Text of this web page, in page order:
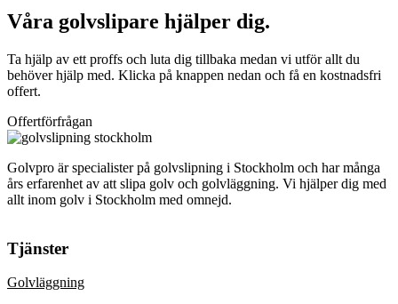
Våra golvslipare hjälper dig.
Ta hjälp av ett proffs och luta dig tillbaka medan vi utför allt du
behöver hjälp med. Klicka på knappen nedan och få en kostnadsfri
offert.
Offertförfrågan
Golvpro är specialister på golvslipning i Stockholm och har många
års erfarenhet av att slipa golv och golvläggning. Vi hjälper dig med
allt inom golv i Stockholm med omnejd.
Tjänster
Golvläggning